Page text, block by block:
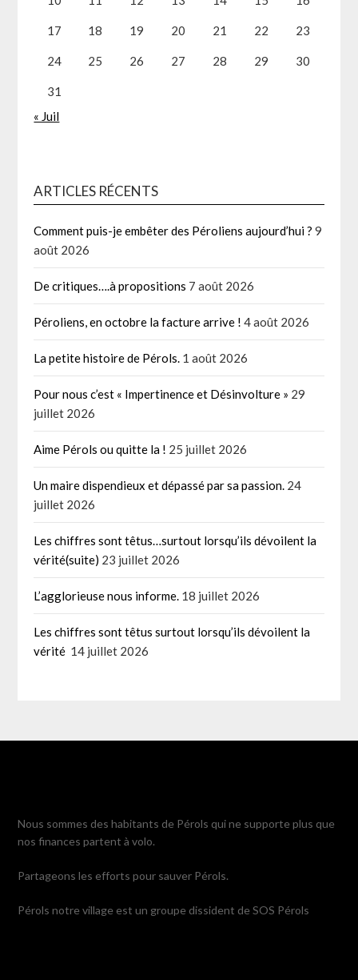
17 18 19 20 21 22 23
24 25 26 27 28 29 30
31
« Juil
ARTICLES RÉCENTS
Comment puis-je embêter des Péroliens aujourd’hui ? 9
août 2026
De critiques….à propositions 7 août 2026
Péroliens, en octobre la facture arrive ! 4 août 2026
La petite histoire de Pérols. 1 août 2026
Pour nous c’est « Impertinence et Désinvolture » 29
juillet 2026
Aime Pérols ou quitte la ! 25 juillet 2026
Un maire dispendieux et dépassé par sa passion. 24
juillet 2026
Les chiffres sont têtus…surtout lorsqu’ils dévoilent la
vérité(suite) 23 juillet 2026
L’agglorieuse nous informe. 18 juillet 2026
Les chiffres sont têtus surtout lorsqu’ils dévoilent la
vérité 14 juillet 2026
Nous sommes des habitants de Pérols qui ne supporte plus que
nos finances partent à volo.
Partageons les efforts pour sauver Pérols.
Pérols notre village est un groupe dissident de SOS Pérols